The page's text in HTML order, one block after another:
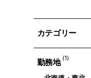
カテゴリー
勤務地 (1)